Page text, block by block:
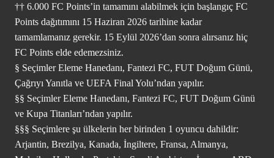
†† 6.000 FC Points’in tamamını alabilmek için başlangıç FC
Points dağıtımını 15 Haziran 2026 tarihine kadar
tamamlamanız gerekir. 15 Eylül 2026’dan sonra alırsanız hiç
FC Points elde edemezsiniz.
§ Seçimler Eleme Hanedanı, Fantezi FC, FUT Doğum Günü,
Çağrıyı Yanıtla ve UEFA Final Yolu’ndan yapılır.
§§ Seçimler Eleme Hanedanı, Fantezi FC, FUT Doğum Günü
ve Kupa Titanları’ndan yapılır.
§§§ Seçimlere şu ülkelerin her birinden 1 oyuncu dahildir:
Arjantin, Brezilya, Kanada, İngiltere, Fransa, Almanya,